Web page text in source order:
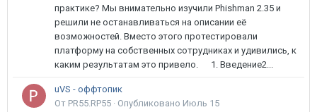
практике? Мы внимательно изучили Phishman 2.35 и
решили не останавливаться на описании её
возможностей. Вместо этого протестировали
платформу на собственных сотрудниках и удивились, к
каким результатам это привело. 1. Введение2...
uVS - оффтопик
От PR55.RP55 · Опубликовано Июль 15